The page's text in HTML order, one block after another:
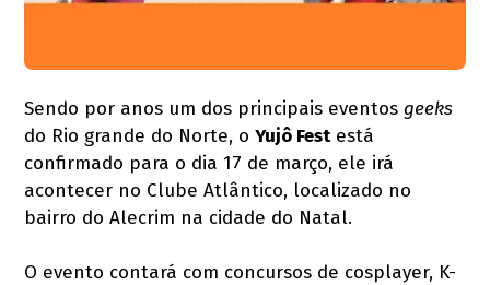
Sendo por anos um dos principais eventosgeeks
do Rio grande do Norte, oYujô Festestá
confirmado para o dia 17 de março, ele irá
acontecer no Clube Atlântico, localizado no
bairro do Alecrim na cidade do Natal.
O evento contará com concursos de cosplayer, K-